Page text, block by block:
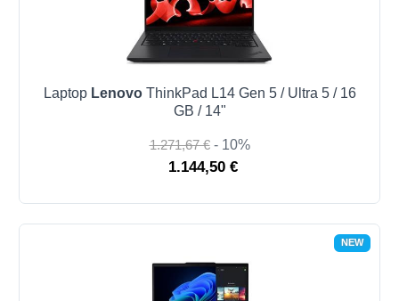
Laptop LenovoThinkPad L14 Gen 5 / Ultra 5 / 16
GB / 14"
1.271,67 € - 10%
1.144,50 €
NEW